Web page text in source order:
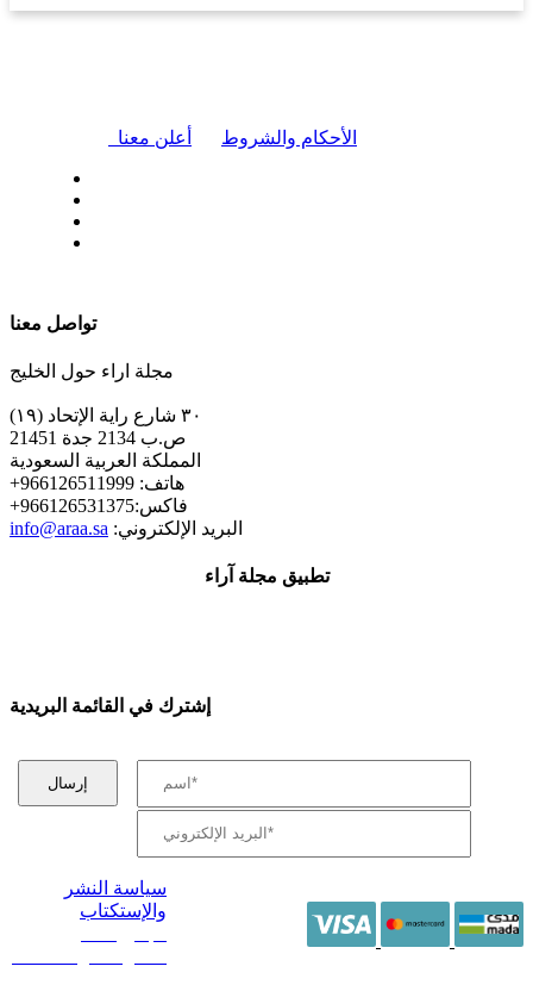
أعلن معنا الأحكام والشروط
تواصل معنا
مجلة اراء حول الخليج
٣٠ شارع راية الإتحاد (١٩)
ص.ب 2134 جدة 21451
المملكة العربية السعودية
+هاتف: 966126511999
+فاكس:966126531375
info@araa.sa :البريد الإلكتروني
تطبيق مجلة آراء
إشترك في القائمة البريدية
سياسة النشر
والإستكتاب